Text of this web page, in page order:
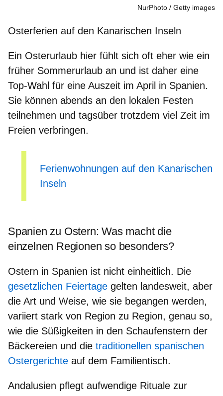
NurPhoto Getty images
Osterferien auf den Kanarischen Inseln
Ein Osterurlaub hier fühlt sich oft eher wie ein
früher Sommerurlaub an und ist daher eine
Top-Wahl für eine Auszeit im April in Spanien.
Sie können abends an den lokalen Festen
teilnehmen und tagsüber trotzdem viel Zeit im
Freien verbringen.
Ferienwohnungen auf den Kanarischen
Inseln
Spanien zu Ostern: Was macht die
einzelnen Regionen so besonders?
Ostern in Spanien ist nicht einheitlich. Die
gesetzlichen Feiertage gelten landesweit, aber
die Art und Weise, wie sie begangen werden,
variiert stark von Region zu Region, genau so,
wie die Süßigkeiten in den Schaufenstern der
Bäckereien und die traditionellen spanischen
Ostergerichte auf dem Familientisch.
Andalusien pflegt aufwendige Rituale zur